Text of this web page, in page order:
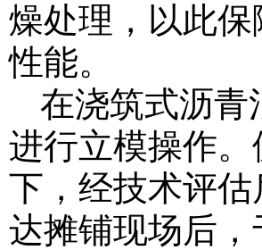
燥处理，以此
性能。
在浇筑式沥青
进行立模操作
下，经技术评
达摊铺现场后